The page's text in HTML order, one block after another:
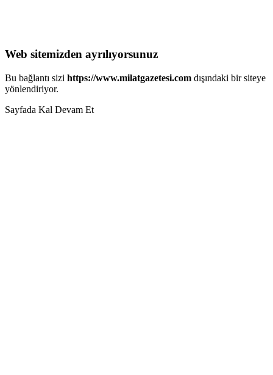
Web sitemizden ayrılıyorsunuz
Bu bağlantı sizi https://www.milatgazetesi.com dışındaki bir siteye
yönlendiriyor.
Sayfada Kal Devam Et